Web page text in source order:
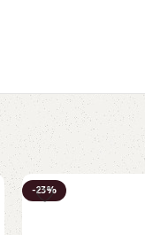
-23%